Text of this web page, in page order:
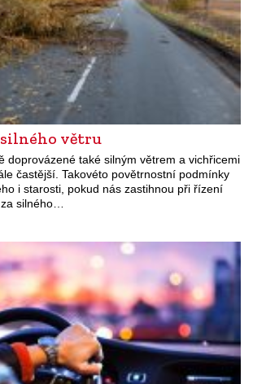
silného větru
doprovázené také silným větrem a vichřicemi
častější. Takovéto povětrnostní podmínky
i starosti, pokud nás zastihnou při řízení
silného…